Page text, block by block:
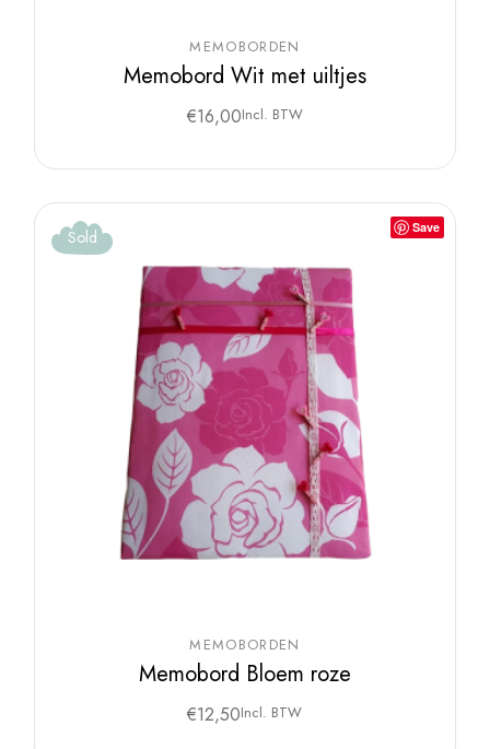
MEMOBORDEN
Memobord Wit met uiltjes
€16,00Incl. BTW
Save
Sold
MEMOBORDEN
Memobord Bloem roze
€12,50Incl. BTW